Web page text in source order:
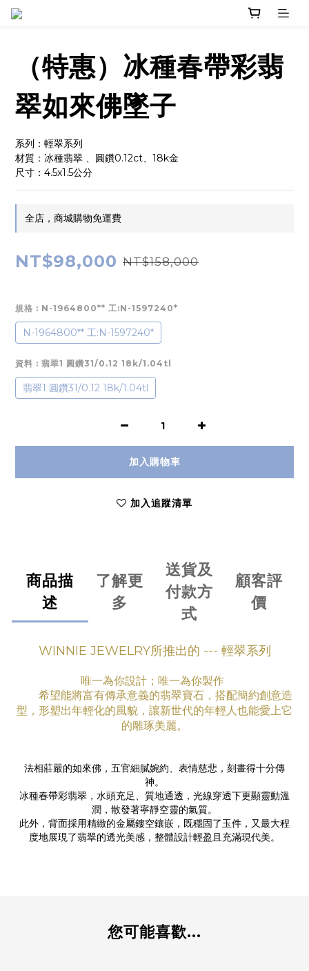
（特惠）冰種春帶彩翡
翠如來佛墜子
系列：輕翠系列
材質：冰種翡翠 、圓鑽0.12ct、18k金
尺寸：4.5x1.5公分
全店，商城購物免運費
NT$98,000 NT$158,000
規格 : N-1964800** 工:N-1597240*
N-1964800** 工:N-1597240*
資料 : 翡翠1 圓鑽31/0.12 18k/1.04tl
翡翠1 圓鑽31/0.12 18k/1.04tl
加入購物車
加入追蹤清單
商品描
述
了解更
多
送貨及
付款方
式
顧客評
價
WINNIE JEWELRY所推出的 --- 輕翠系列
唯一為你設計；唯一為你製作
希望能將富有傳承意義的翡翠寶石，搭配簡約創意造
型，形塑出年輕化的風貌，讓新世代的年輕人也能愛上它
的雕琢美麗。
法相莊嚴的如來佛，五官細膩婉約、表情慈悲，刻畫得十分傳
神。
冰種春帶彩翡翠，水頭充足、質地通透，光線穿透下更顯靈動溫
潤，散發著寧靜空靈的氣質。
此外，背面採用精緻的金屬鏤空鑲嵌，既穩固了玉件，又最大程
度地展現了翡翠的透光美感，整體設計輕盈且充滿現代美。
您可能喜歡...